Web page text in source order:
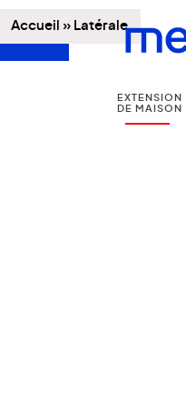
EXTENSION
DE MAISON
Accueil » Latérale